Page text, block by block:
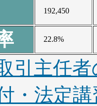
192,450
22.8%
引主任
・法定講